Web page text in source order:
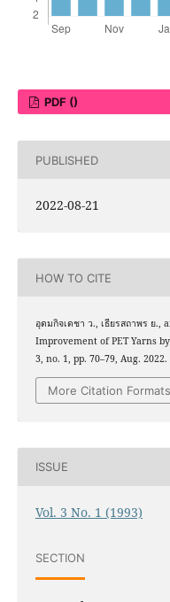
PDF ()
PUBLISHED
2022-08-21
HOW TO CITE
อุดมกิจเดชา ว., เธียรสถาพร ย.,
Improvement of PET Yarns
3, no. 1, pp. 70–79, Aug. 2022.
More Citation Formats
ISSUE
Vol. 3 No. 1 (1993)
SECTION